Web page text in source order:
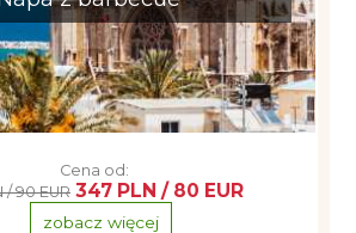
Cena od:
/ 90 EUR 347 PLN / 80 EUR
zobacz więcej